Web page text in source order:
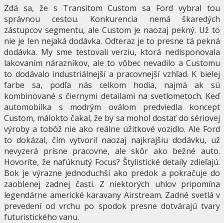
Zdá sa, že s Transitom Custom sa Ford vybral tou
správnou cestou. Konkurencia nemá škaredých
zástupcov segmentu, ale Custom je naozaj pekný. Už to
nie je len nejaká dodávka. Odteraz je to presne tá pekná
dodávka. My sme testovali verziu, ktorá nedisponovala
lakovaním nárazníkov, ale to vôbec nevadilo a Customu
to dodávalo industriálnejší a pracovnejší vzhľad. K bielej
farbe sa, podľa nás celkom hodia, najmä ak sú
kombinované s čiernymi detailami na svetlometoch. Keď
automobilka s modrým oválom predviedla koncept
Custom, málokto čakal, že by sa mohol dostať do sériovej
výroby a tobôž nie ako reálne úžitkové vozidlo. Ale Ford
to dokázal, čím vytvoril naozaj najkrajšiu dodávku, už
nevyzerá prísne pracovne, ale skôr ako bežné auto.
Hovoríte, že nafúknutý Focus? Štylistické detaily zdieľajú.
Bok je výrazne jednoduchší ako predok a pokračuje do
zaoblenej zadnej časti. Z niektorých uhlov pripomína
legendárne americké karavany Airstream. Zadné svetlá v
prevedení od vrchu po spodok presne dotvárajú tvary
futuristického vanu.